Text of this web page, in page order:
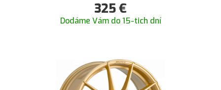
325€
Dodáme Vám do 15-tich dní